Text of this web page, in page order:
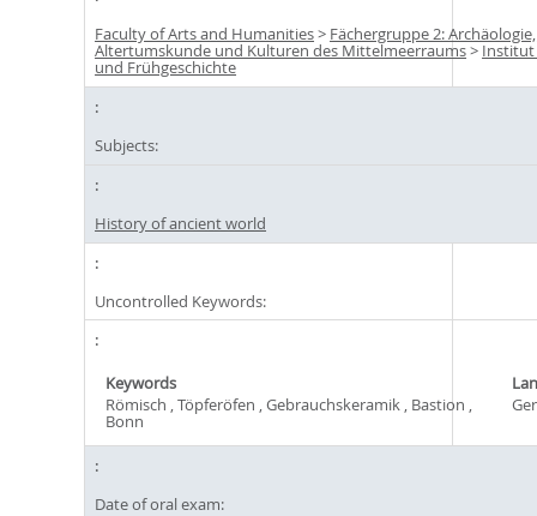
Faculty of Arts and Humanities> Fächergruppe 2: Archäologie,
Altertumskunde und Kulturen des Mittelmeerraums> Institut
und Frühgeschichte
Subjects:
History of ancient world
Uncontrolled Keywords:
Keywords
Römisch , Töpferöfen , Gebrauchskeramik , Bastion ,
Bonn
Date of oral exam: